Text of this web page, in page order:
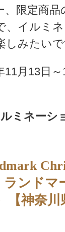
、限定商品
、イルミ
みたいで
11月13日
ミネーシ
ランドマ
【神奈川